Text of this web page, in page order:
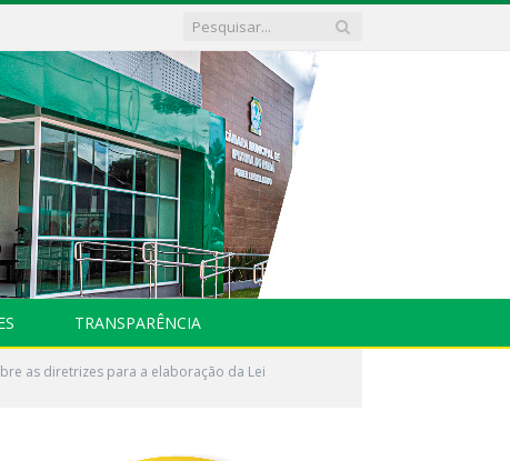
TRANSPARÊNCIA
as diretrizes para a elaboração da Lei